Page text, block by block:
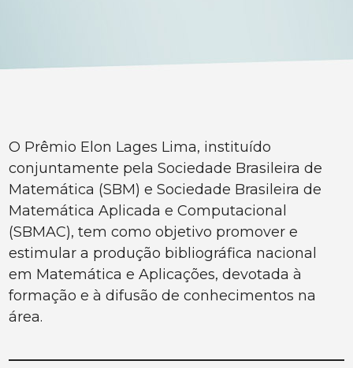
O Prêmio Elon Lages Lima, instituído
conjuntamente pela Sociedade Brasileira de
Matemática (SBM) e Sociedade Brasileira de
Matemática Aplicada e Computacional
(SBMAC), tem como objetivo promover e
estimular a produção bibliográfica nacional
em Matemática e Aplicações, devotada à
formação e à difusão de conhecimentos na
área.